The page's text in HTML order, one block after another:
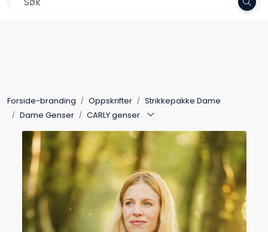
Skip to main content
Forside-branding Oppskrifter
Strikkepakke Dame
Dame Genser
CARLY genser
Kolleksjoner
Pinner og tilbehør
Gavekort
Outlet